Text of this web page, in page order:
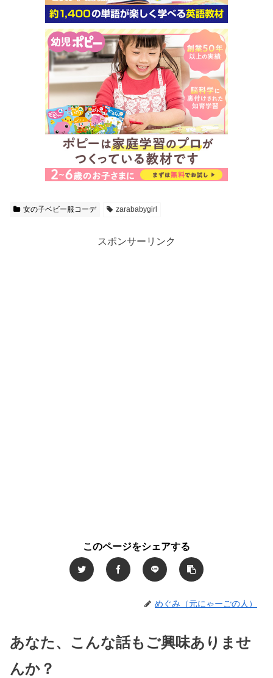
女の子ベビー服コーデ zarababygirl
スポンサーリンク
このページをシェアする
めぐみ（元にゃーごの人）
あなた、こんな話もご興味ありませ
んか？